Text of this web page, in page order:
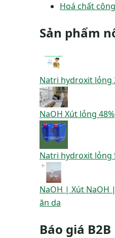
Hoá chất
Sản phẩm
Natri hydroxit lỏng
NaOH Xút lỏng 48%
Natri hydroxit lỏng
NaOH | Xút
ăn da
Báo giá B2B